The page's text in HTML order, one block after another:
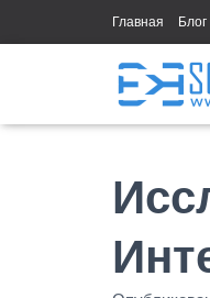
Главная Блог